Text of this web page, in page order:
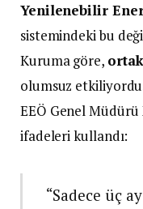
Yenilenebilir
sistemindeki bu
Kuruma göre,
olumsuz
EEÖ Genel Müdürü
ifadeleri kullandı:
“Sadece üç